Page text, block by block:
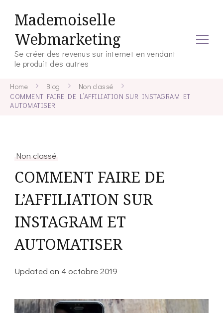
Mademoiselle
Webmarketing
Se créer des revenus sur internet en vendant
le produit des autres
Home Blog
Non classé
COMMENT FAIRE DE L’AFFILIATION SUR INSTAGRAM ET
AUTOMATISER
Non classé
COMMENT FAIRE DE
L’AFFILIATION SUR
INSTAGRAM ET
AUTOMATISER
Updated on 4 octobre 2019